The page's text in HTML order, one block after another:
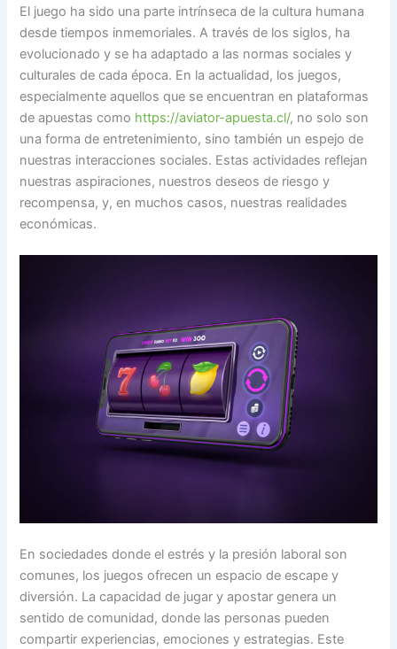
El juego ha sido una parte intrínseca de la cultura humana
desde tiempos inmemoriales. A través de los siglos, ha
evolucionado y se ha adaptado a las normas sociales y
culturales de cada época. En la actualidad, los juegos,
especialmente aquellos que se encuentran en plataformas
de apuestas como https://aviator-apuesta.cl/, no solo son
una forma de entretenimiento, sino también un espejo de
nuestras interacciones sociales. Estas actividades reflejan
nuestras aspiraciones, nuestros deseos de riesgo y
recompensa, y, en muchos casos, nuestras realidades
económicas.
En sociedades donde el estrés y la presión laboral son
comunes, los juegos ofrecen un espacio de escape y
diversión. La capacidad de jugar y apostar genera un
sentido de comunidad, donde las personas pueden
compartir experiencias, emociones y estrategias. Este